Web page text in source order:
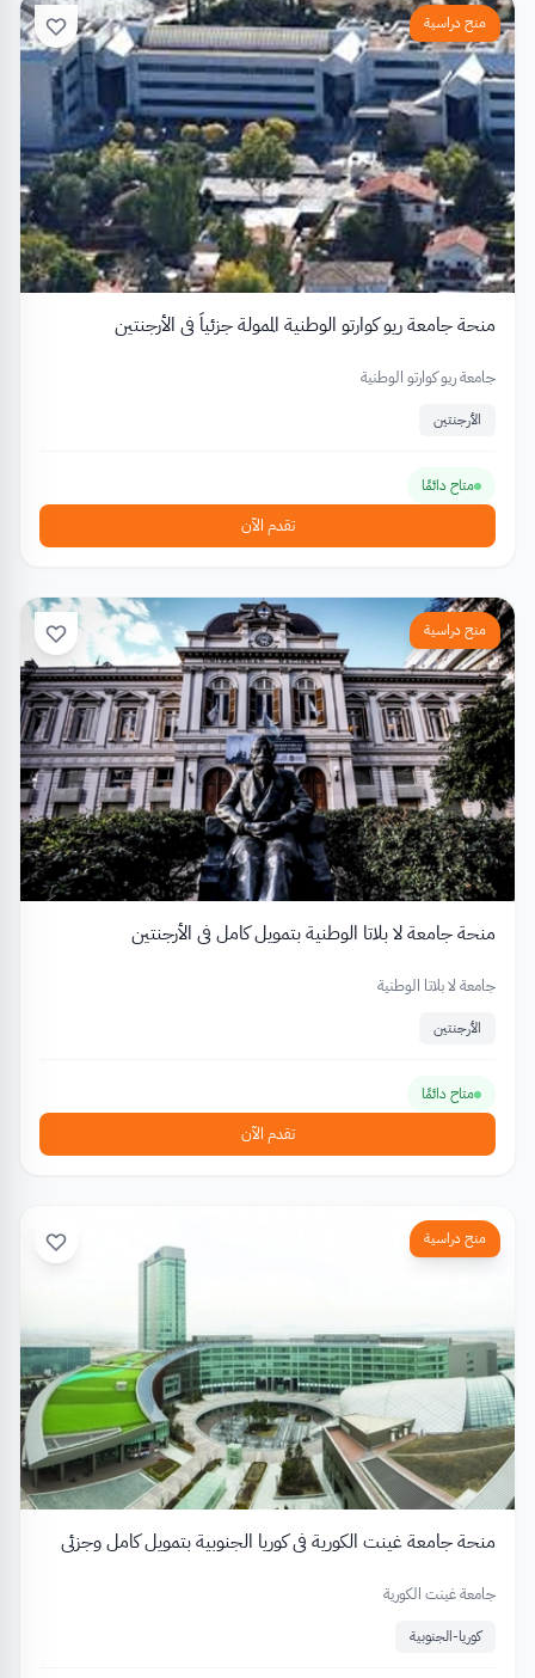
منح دراسية
منحة جامعة ريو كوارتو الوطنية الممولة جزئياً في الأرجنتين
جامعة ريو كوارتو الوطنية
الأرجنتين
متاح دائمًا
تقدم الآن
منح دراسية
منحة جامعة لا بلاتا الوطنية بتمويل كامل في الأرجنتين
جامعة لا بلاتا الوطنية
الأرجنتين
متاح دائمًا
تقدم الآن
منح دراسية
منحة جامعة غينت الكورية في كوريا الجنوبية بتمويل كامل وجزئي
جامعة غينت الكورية
كوريا-الجنوبية